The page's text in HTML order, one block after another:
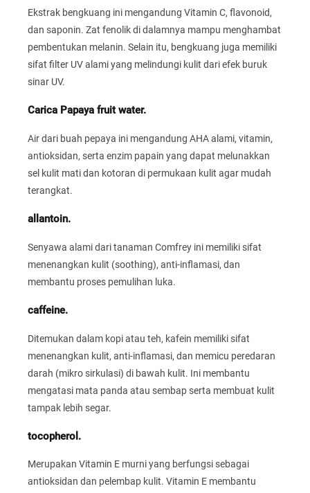
Ekstrak bengkuang ini mengandung Vitamin C, flavonoid,
dan saponin. Zat fenolik di dalamnya mampu menghambat
pembentukan melanin. Selain itu, bengkuang juga memiliki
sifat filter UV alami yang melindungi kulit dari efek buruk
sinar UV.
Carica Papaya fruit water.
Air dari buah pepaya ini mengandung AHA alami, vitamin,
antioksidan, serta enzim papain yang dapat melunakkan
sel kulit mati dan kotoran di permukaan kulit agar mudah
terangkat.
allantoin.
Senyawa alami dari tanaman Comfrey ini memiliki sifat
menenangkan kulit (soothing), anti-inflamasi, dan
membantu proses pemulihan luka.
caffeine.
Ditemukan dalam kopi atau teh, kafein memiliki sifat
menenangkan kulit, anti-inflamasi, dan memicu peredaran
darah (mikro sirkulasi) di bawah kulit. Ini membantu
mengatasi mata panda atau sembap serta membuat kulit
tampak lebih segar.
tocopherol.
Merupakan Vitamin E murni yang berfungsi sebagai
antioksidan dan pelembap kulit. Vitamin E membantu